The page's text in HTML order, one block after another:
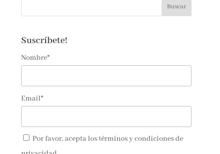
Suscríbete!
Nombre*
Email*
Por favor, acepta lostérminos y condiciones de